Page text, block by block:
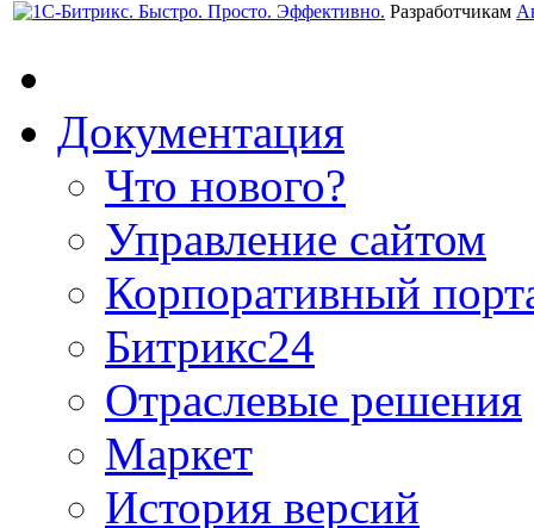
Разработчикам
Документация
Что нового?
Управление сайтом
Корпоративный
Битрикс24
Отраслевые решения
Маркет
История версий